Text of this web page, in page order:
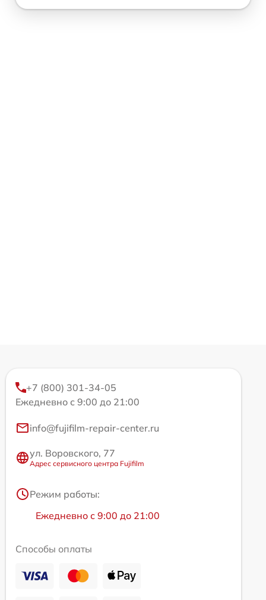
+7 (800) 301-34-05
Ежедневно с 9:00 до 21:00
info@fujifilm-repair-center.ru
ул. Воровского, 77
Адрес сервисного центра Fujifilm
Режим работы:
Ежедневно с 9:00 до 21:00
Способы оплаты